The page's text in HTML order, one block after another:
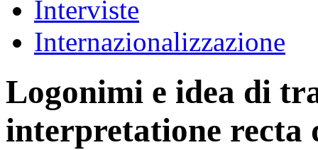
Interviste
Internazionalizzazione
Logonimi e idea di
interpretatione